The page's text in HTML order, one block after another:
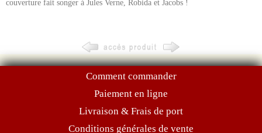
couverture fait songer à Jules Verne, Robida et Jacobs !
Comment commander
Paiement en ligne
Livraison & Frais de port
Conditions générales de vente